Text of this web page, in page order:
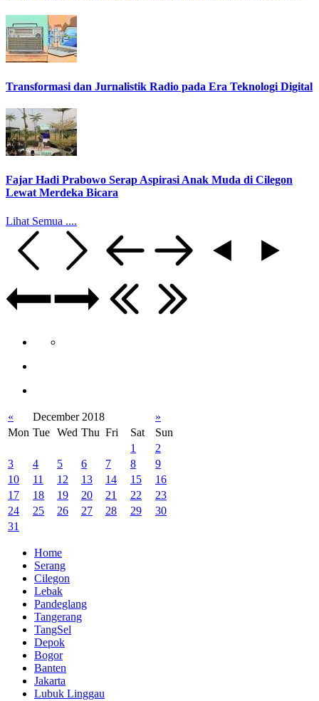
Transformasi dan Jurnalistik Radio pada Era Teknologi Digital
Fajar Hadi Prabowo Serap Aspirasi Anak Muda di Cilegon
Lewat Merdeka Bicara
Lihat Semua ....
« December 2018
»
Mon Tue Wed Thu Fri Sat
Sun
1
2
3
4 5 6 7 8
9
10
11 12 13 14 15
16
17
18 19 20 21 22
23
24
25 26 27 28 29
30
31
Home
Serang
Cilegon
Lebak
Pandeglang
Tangerang
TangSel
Depok
Bogor
Banten
Jakarta
Lubuk Linggau